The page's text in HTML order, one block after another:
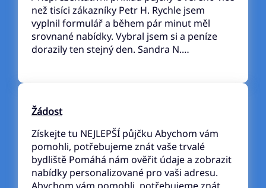
než tisíci zákazníky Petr H. Rychle jsem
vyplnil formulář a během pár minut měl
srovnané nabídky. Vybral jsem si a peníze
dorazily ten stejný den. Sandra N.…
Žádost
Získejte tu NEJLEPŠÍ půjčku Abychom vám
pomohli, potřebujeme znát vaše trvalé
bydliště Pomáhá nám ověřit údaje a zobrazit
nabídky personalizované pro vaši adresu.